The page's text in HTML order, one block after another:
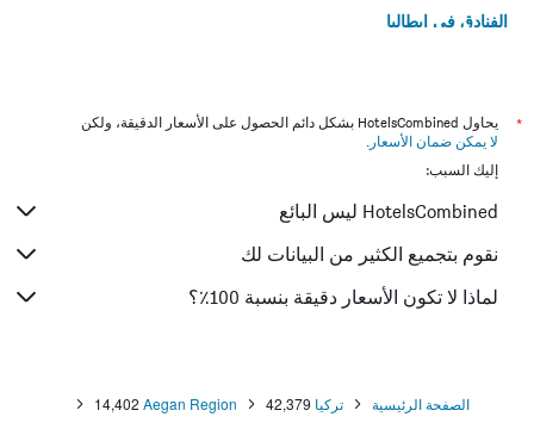
الفنادق في إيطاليا
*
يحاول HotelsCombined بشكل دائم الحصول على الأسعار الدقيقة، ولكن
لا يمكن ضمان الأسعار .
إليك السبب:
HotelsCombined ليس البائع
نقوم بتجميع الكثير من البيانات لك
لماذا لا تكون الأسعار دقيقة بنسبة 100٪؟
الصفحة الرئيسية تركيا 42,379
Aegan Region
14,402